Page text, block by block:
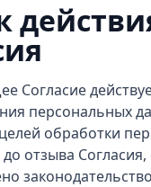
Согласие
персональных
обработки
отзыва